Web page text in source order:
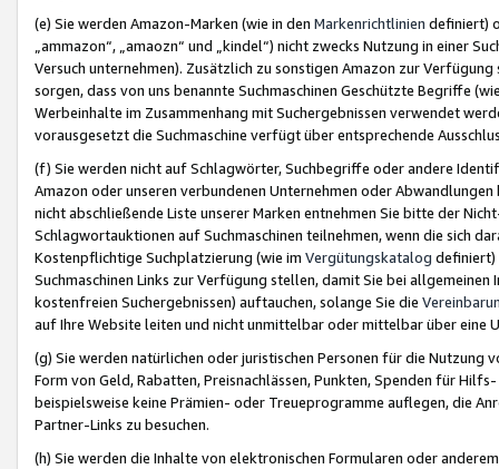
(e) Sie werden Amazon-Marken (wie in den Markenrichtlinien definiert)
„ammazon“, „amaozn“ und „kindel“) nicht zwecks Nutzung in einer
Versuch unternehmen). Zusätzlich zu sonstigen Amazon zur
sorgen, dass von uns benannte Suchmaschinen Geschützte Begriffe
Werbeinhalte im Zusammenhang mit Suchergebnissen verwendet
vorausgesetzt die Suchmaschine verfügt über entsprechende
(f) Sie werden nicht auf Schlagwörter, Suchbegriffe oder andere
Amazon oder unseren verbundenen Unternehmen oder
nicht abschließende Liste unserer Marken entnehmen Sie bitte der
Schlagwortauktionen auf Suchmaschinen teilnehmen, wenn die sich
Kostenpflichtige Suchplatzierung (wie im Vergütungskatalog definiert)
Suchmaschinen Links zur Verfügung stellen, damit Sie bei
kostenfreien Suchergebnissen) auftauchen, solange Sie die
auf Ihre Website leiten und nicht unmittelbar oder mittelbar über eine
(g) Sie werden natürlichen oder juristischen Personen für die Nutzung
Form von Geld, Rabatten, Preisnachlässen, Punkten, Spenden für
beispielsweise keine Prämien- oder Treueprogramme auflegen, die
Partner-Links zu besuchen.
(h) Sie werden die Inhalte von elektronischen Formularen oder